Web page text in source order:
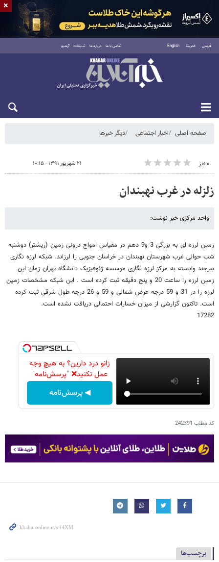
فارسی العربية English تماس با ما درباره ما تبلیغات آرشیو
شنبه ۱۷ مرداد ۱۴۰۵
صفحه اصلی اخبار اجتماعی دیگر خبرها
۰ نفر ۲۱ شهریور ۱۳۹۱ - ۱۰:۱۵
زلزله در غرب نهبندان
واحد مرکزی خبر نوشت:
زمین لرزه ای به بزرگی 3 و9 دهم در مقیاس امواج درونی زمین (ریشتر) دوشنبه
شب حوالی غرب شهرستان نهبندان در خراسان جنوبی را لرزاند. شبکه لرزه نگاری
بیرجند وابسته به مرکز لرزه نگاری موسسه ژئوفیزیک دانشگاه تهران زمان این
زمین لرزه را ساعت 20 و پنج دقیقه ثبت کرده است . این شبکه مشخصات زمین
لرزه را در 31 و 59 درجه عرض شمالی و 59 و 26 درجه طول شرقی ثبت کرده
است. تاکنون گزارشی از میزان خسارات احتمالی دریافت نشده است.
17282
زانو درد دارین؟ به هیچ وجه
عمل نکنید❌ "پرسش‌نامه"
◀ پرسش‌نامه
کد مطلب 242391
برچسب‌ها
×